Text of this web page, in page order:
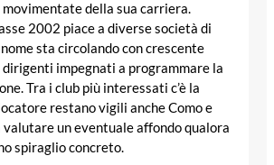
movimentate della sua carriera.
2002 piace a diverse società di
sta circolando con crescente
impegnati a programmare la
Tra i club più interessati c’è la
restano vigili anche Como e
valutare un eventuale affondo qualora
spiraglio concreto.